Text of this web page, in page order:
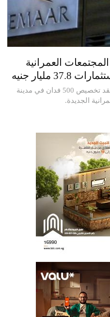
العمرانية
مليار جنيه
وقعت شركة إعمار مصر للتنمية عقد تخصيص 500 فدان في مدينة
الجديدة.